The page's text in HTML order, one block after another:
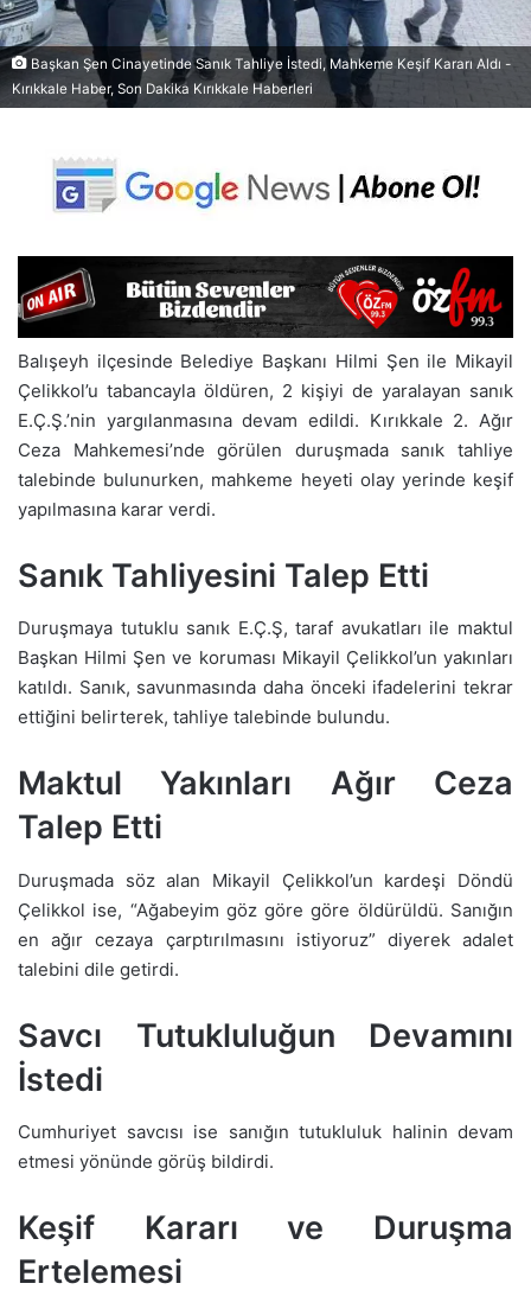
Başkan Şen Cinayetinde Sanık Tahliye İstedi, Mahkeme Keşif Kararı Aldı -
Kırıkkale Haber, Son Dakika Kırıkkale Haberleri
Balışeyh ilçesinde Belediye Başkanı Hilmi Şen ile Mikayil
Çelikkol’u tabancayla öldüren, 2 kişiyi de yaralayan sanık
E.Ç.Ş.’nin yargılanmasına devam edildi. Kırıkkale 2. Ağır
Ceza Mahkemesi’nde görülen duruşmada sanık tahliye
talebinde bulunurken, mahkeme heyeti olay yerinde keşif
yapılmasına karar verdi.
Sanık Tahliyesini Talep Etti
Duruşmaya tutuklu sanık E.Ç.Ş, taraf avukatları ile maktul
Başkan Hilmi Şen ve koruması Mikayil Çelikkol’un yakınları
katıldı. Sanık, savunmasında daha önceki ifadelerini tekrar
ettiğini belirterek, tahliye talebinde bulundu.
Maktul Yakınları Ağır Ceza
Talep Etti
Duruşmada söz alan Mikayil Çelikkol’un kardeşi Döndü
Çelikkol ise, “Ağabeyim göz göre göre öldürüldü. Sanığın
en ağır cezaya çarptırılmasını istiyoruz” diyerek adalet
talebini dile getirdi.
Savcı Tutukluluğun Devamını
İstedi
Cumhuriyet savcısı ise sanığın tutukluluk halinin devam
etmesi yönünde görüş bildirdi.
Keşif Kararı ve Duruşma
Ertelemesi